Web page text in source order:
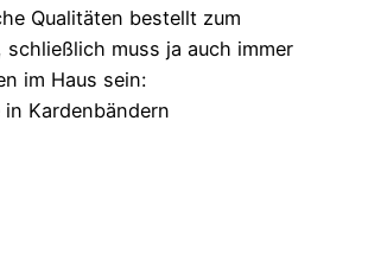
Qualitäten bestellt zum
muss ja auch immer
im Haus sein: